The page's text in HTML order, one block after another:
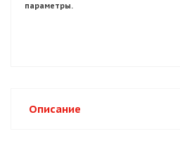
параметры.
Описание